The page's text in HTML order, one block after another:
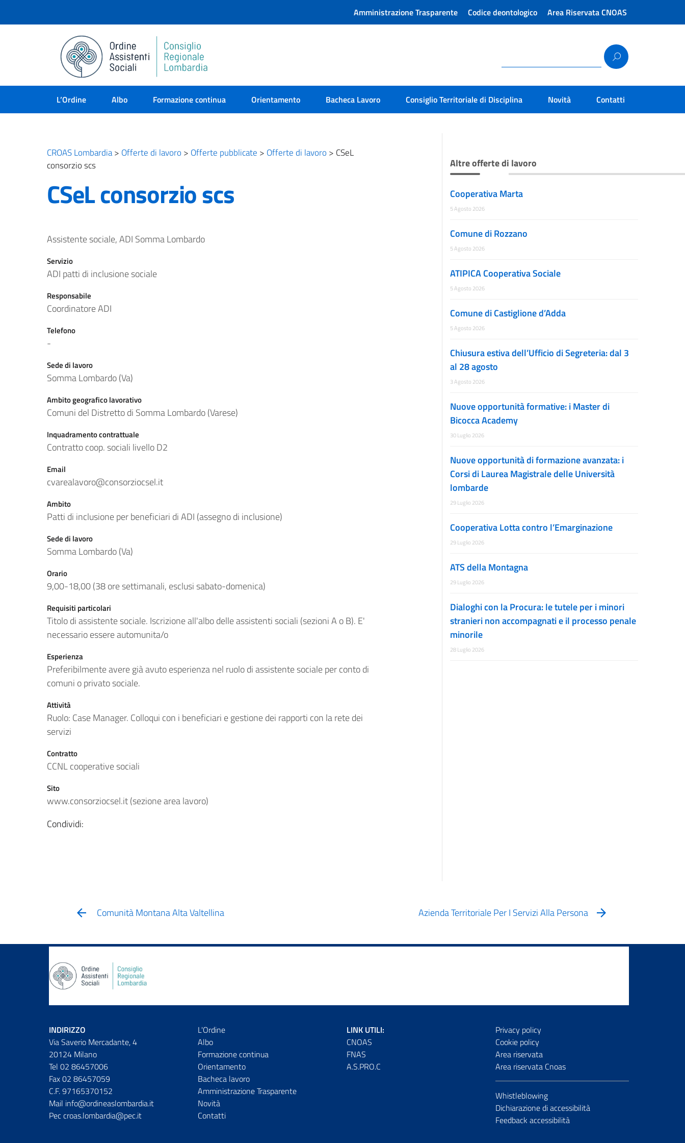
Amministrazione Trasparente Codice deontologico Area Riservata CNOAS
L’Ordine Albo Formazione continua Orientamento Bacheca Lavoro Consiglio Territoriale di Disciplina Novità Contatti
CROAS Lombardia> Offerte di lavoro > Offerte pubblicate > Offerte di lavoro > CSeL
consorzio scs
CSeL consorzio scs
Assistente sociale, ADI Somma Lombardo
Servizio
ADI patti di inclusione sociale
Responsabile
Coordinatore ADI
Telefono
-
Sede di lavoro
Somma Lombardo (Va)
Ambito geografico lavorativo
Comuni del Distretto di Somma Lombardo (Varese)
Inquadramento contrattuale
Contratto coop. sociali livello D2
Email
cvarealavoro@consorziocsel.it
Ambito
Patti di inclusione per beneficiari di ADI (assegno di inclusione)
Sede di lavoro
Somma Lombardo (Va)
Orario
9,00-18,00 (38 ore settimanali, esclusi sabato-domenica)
Requisiti particolari
Titolo di assistente sociale. Iscrizione all'albo delle assistenti sociali (sezioni A o B). E'
necessario essere automunita/o
Esperienza
Preferibilmente avere già avuto esperienza nel ruolo di assistente sociale per conto di
comuni o privato sociale.
Attività
Ruolo: Case Manager. Colloqui con i beneficiari e gestione dei rapporti con la rete dei
servizi
Contratto
CCNL cooperative sociali
Sito
www.consorziocsel.it (sezione area lavoro)
Condividi:
Altre offerte di lavoro
Cooperativa Marta
5 Agosto 2026
Comune di Rozzano
5 Agosto 2026
ATIPICA Cooperativa Sociale
5 Agosto 2026
Comune di Castiglione d’Adda
5 Agosto 2026
Chiusura estiva dell’Ufficio di Segreteria: dal 3
al 28 agosto
3 Agosto 2026
Nuove opportunità formative: i Master di
Bicocca Academy
30 Luglio 2026
Nuove opportunità di formazione avanzata: i
Corsi di Laurea Magistrale delle Università
lombarde
29 Luglio 2026
Cooperativa Lotta contro l’Emarginazione
29 Luglio 2026
ATS della Montagna
29 Luglio 2026
Dialoghi con la Procura: le tutele per i minori
stranieri non accompagnati e il processo penale
minorile
28 Luglio 2026
Comunità Montana Alta Valtellina Azienda Territoriale Per I Servizi Alla Persona
INDIRIZZO
Via Saverio Mercadante, 4
20124 Milano
Tel 02 86457006
Fax 02 86457059
C.F. 97165370152
Mail info@ordineaslombardia.it
Pec croas.lombardia@pec.it
L'Ordine
Albo
Formazione continua
Orientamento
Bacheca lavoro
Amministrazione Trasparente
Novità
Contatti
LINK UTILI:
CNOAS
FNAS
A.S.PRO.C
Privacy policy
Cookie policy
Area riservata
Area riservata Cnoas
Whistleblowing
Dichiarazione di accessibilità
Feedback accessibilità